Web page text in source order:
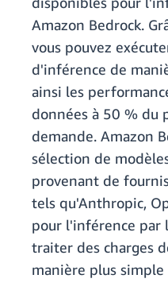
Amazon Bedrock.
vous pouvez
d'inférence de
ainsi les
données à 50 % du
demande. Amazon
sélection de
provenant de
tels qu'Anthropic,
pour l'inférence par
traiter des charges
manière plus